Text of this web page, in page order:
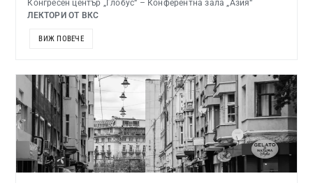
Конгресен център „Глобус“ – Конферентна зала „Азия“
ЛЕКТОРИ ОТ ВКС
ВИЖ ПОВЕЧЕ